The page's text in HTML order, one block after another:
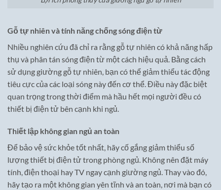
Gỗ tự nhiên và tính năng chống sóng điện từ
Nhiều nghiên cứu đã chỉ ra rằng gỗ tự nhiên có khả năng hấp
thụ và phân tán sóng điện từ một cách hiệu quả. Bằng cách
sử dụng giường gỗ tự nhiên, bạn có thể giảm thiểu tác động
tiêu cực của các loại sóng này đến cơ thể. Điều này đặc biệt
quan trọng trong thời điểm mà hầu hết mọi người đều có
thiết bị điện tử bên cạnh khi ngủ.
Thiết lập không gian ngủ an toàn
Để bảo vệ sức khỏe tốt nhất, hãy cố gắng giảm thiểu số
lượng thiết bị điện tử trong phòng ngủ. Không nên đặt máy
tính, điện thoại hay TV ngay cạnh giường ngủ. Thay vào đó,
hãy tạo ra một không gian yên tĩnh và an toàn, nơi mà bạn có